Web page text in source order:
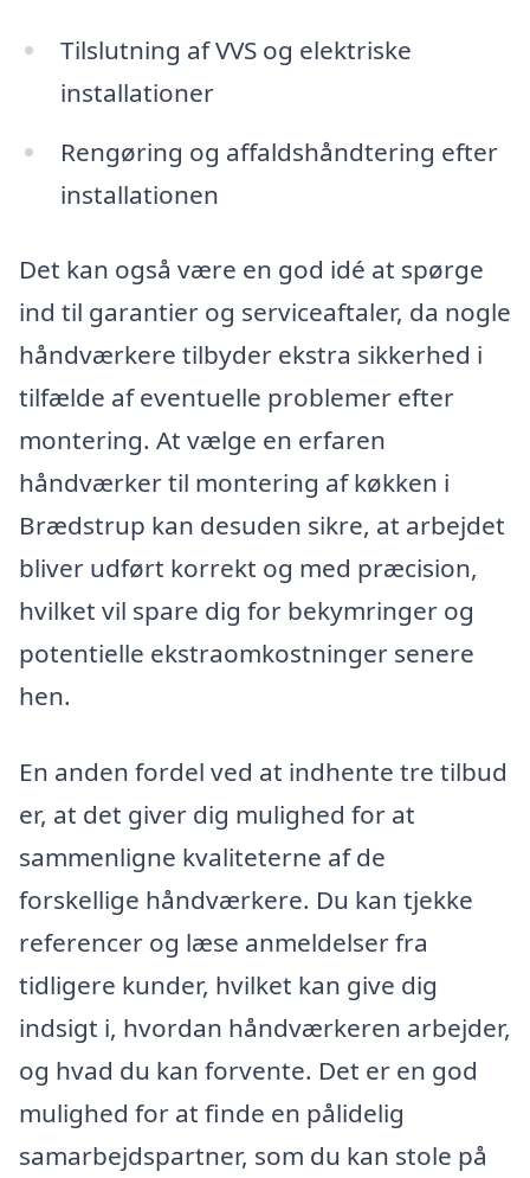
Tilslutning af VVS og elektriske
installationer
Rengøring og affaldshåndtering efter
installationen
Det kan også være en god idé at spørge
ind til garantier og serviceaftaler, da nogle
håndværkere tilbyder ekstra sikkerhed i
tilfælde af eventuelle problemer efter
montering. At vælge en erfaren
håndværker til montering af køkken i
Brædstrup kan desuden sikre, at arbejdet
bliver udført korrekt og med præcision,
hvilket vil spare dig for bekymringer og
potentielle ekstraomkostninger senere
hen.
En anden fordel ved at indhente tre tilbud
er, at det giver dig mulighed for at
sammenligne kvaliteterne af de
forskellige håndværkere. Du kan tjekke
referencer og læse anmeldelser fra
tidligere kunder, hvilket kan give dig
indsigt i, hvordan håndværkeren arbejder,
og hvad du kan forvente. Det er en god
mulighed for at finde en pålidelig
samarbejdspartner, som du kan stole på